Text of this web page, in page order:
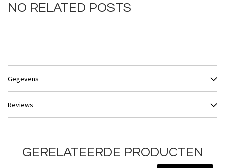
NO RELATED POSTS
Gegevens
Reviews
GERELATEERDE PRODUCTEN